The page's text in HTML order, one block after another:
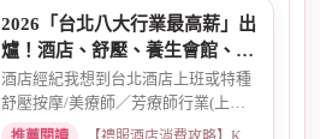
2026「台北八大行業最高薪」出
爐！酒店、舒壓、養生會館、經
紀人推薦
酒店經紀我想到台北酒店上班或特種
舒壓按摩/美療師／芳療師行業(上班
天數可自選) 特種行業工作也...